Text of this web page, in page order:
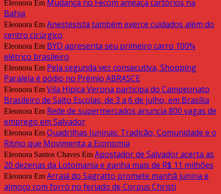
Eleonora Em Mudança no Fecom ameaça cartórios na
Bahia
Eleonora Em Anestesista também exerce cuidados além do
centro cirúrgico
Eleonora Em BYD apresenta seu primeiro carro 100%
elétrico brasileiro
Eleonora Em Pela segunda vez consecutiva, Shopping
Paralela é pódio no Prêmio ABRASCE
Eleonora Em Vila Hípica Verona participa do Campeonato
Brasileiro de Salto Escolas, de 3 a 6 de julho, em Brasília
Eleonora Em Rede de supermercados anuncia 800 vagas de
emprego em Salvador
Eleonora Em Quadrilhas Juninas: Tradição, Comunidade e o
Ritmo que Movimenta a Economia
Eleonora Santos Chaves Em Apostador de Salvador acerta as
20 dezenas da Lotomania e ganha mais de R$ 11 milhões
Eleonora Em Arraiá do Sagratto promete manhã junina e
almoço com forró no feriado de Corpus Christi